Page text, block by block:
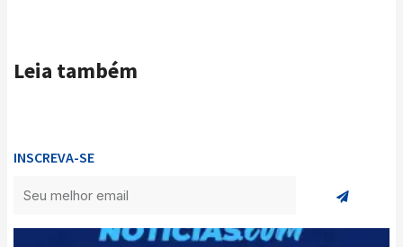
Leia também
INSCREVA-SE